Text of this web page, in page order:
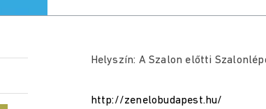
Helyszín: A Szalon előtti
http://zenelobudapest.hu/